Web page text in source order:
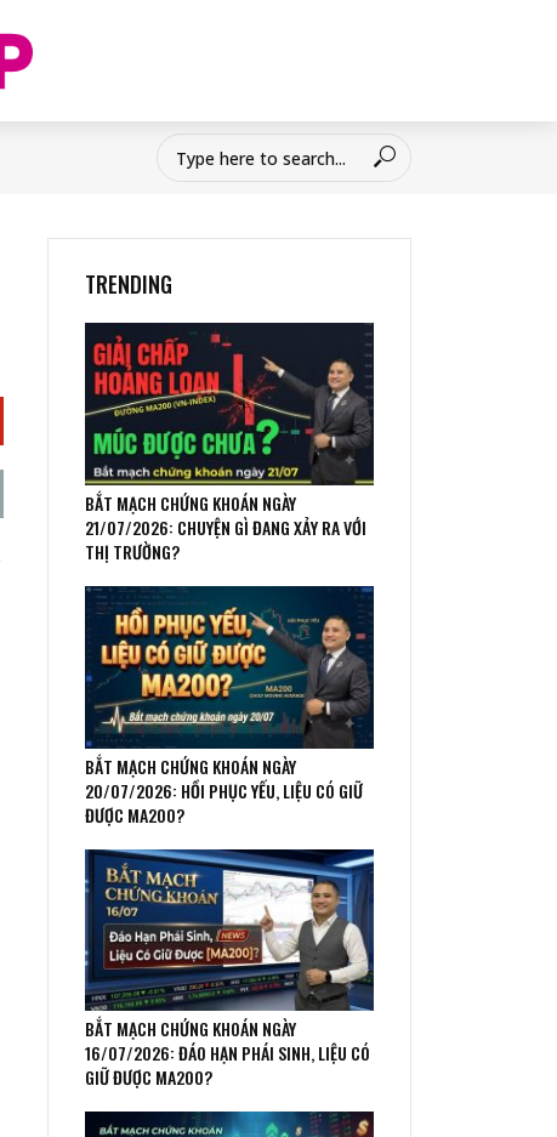
TRENDING
BẮT MẠCH CHỨNG KHOÁN NGÀY
21/07/2026: CHUYỆN GÌ ĐANG XẢY RA VỚI
THỊ TRƯỜNG?
BẮT MẠCH CHỨNG KHOÁN NGÀY
20/07/2026: HỒI PHỤC YẾU, LIỆU CÓ GIỮ
ĐƯỢC MA200?
BẮT MẠCH CHỨNG KHOÁN NGÀY
16/07/2026: ĐÁO HẠN PHÁI SINH, LIỆU CÓ
GIỮ ĐƯỢC MA200?